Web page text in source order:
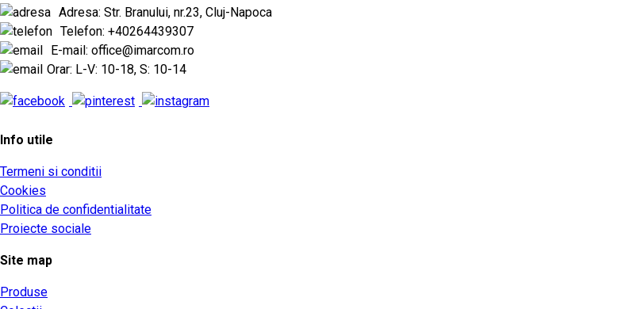
Adresa: Str. Branului, nr.23, Cluj-Napoca
Telefon: +40264439307
E-mail: office@imarcom.ro
Orar: L-V: 10-18, S: 10-14
Info utile
Termeni si conditii
Cookies
Politica de confidentialitate
Proiecte sociale
Site map
Produse